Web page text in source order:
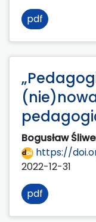
pdf
Bogusław
https://
2022-12-31
pdf